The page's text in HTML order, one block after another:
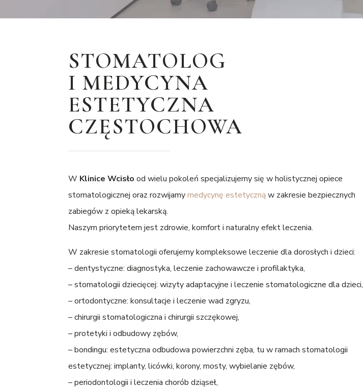
STOMATOLOG
I MEDYCYNA
ESTETYCZNA
CZĘSTOCHOWA
W Klinice Wcisło od wielu pokoleń specjalizujemy się w holistycznej opiece
stomatologicznej oraz rozwijamymedycynę estetycznąw zakresie bezpiecznych
zabiegów z opieką lekarską.
Naszym priorytetem jest zdrowie, komfort i naturalny efekt leczenia.
W zakresie stomatologii oferujemy kompleksowe leczenie dla dorosłych i dzieci:
– dentystyczne: diagnostyka, leczenie zachowawcze i profilaktyka,
– stomatologii dziecięcej: wizyty adaptacyjne i leczenie stomatologiczne dla dzieci,
– ortodontyczne: konsultacje i leczenie wad zgryzu,
– chirurgii stomatologiczna i chirurgii szczękowej,
– protetyki i odbudowy zębów,
– bondingu: estetyczna odbudowa powierzchni zęba, tu w ramach stomatologii
estetycznej: implanty, licówki, korony, mosty, wybielanie zębów,
– periodontologii i leczenia chorób dziąseł,